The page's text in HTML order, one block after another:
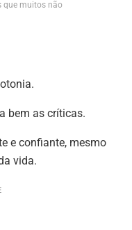
que muitos não
bem as críticas.
e confiante, mesmo
vida.